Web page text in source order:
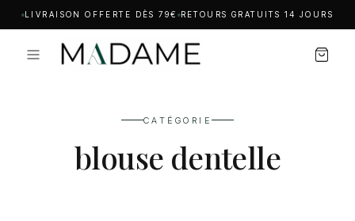
LIVRAISON OFFERTE DÈS 79€ RETOURS GRATUITS 14 JOURS
CATÉGORIE
blouse dentelle